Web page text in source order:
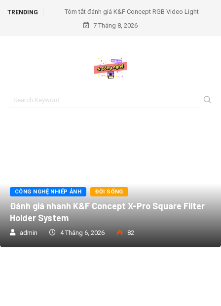
TRENDING
Tóm tắt đánh giá K&F Concept RGB Video Light
7 Tháng 8, 2026
CÔNG NGHỆ NHIẾP ẢNH ĐỜI SỐNG
Đánh giá nhanh K&F Concept X-Pro Square Filter
Holder System
admin 4 Tháng 6, 2026 82